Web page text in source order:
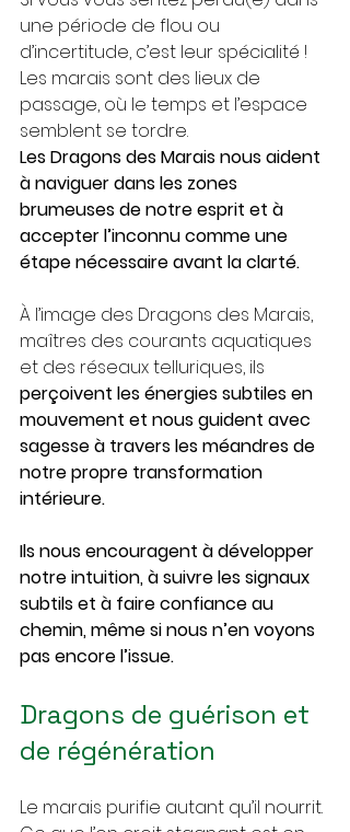
une période de flou ou
d’incertitude, c’est leur spécialité !
Les marais sont des lieux de
passage, où le temps et l’espace
semblent se tordre.
Les Dragons des Marais nous aident
à naviguer dans les zones
brumeuses de notre esprit et à
accepter l’inconnu comme une
étape nécessaire avant la clarté.
À l’image des Dragons des Marais,
maîtres des courants aquatiques
et des réseaux telluriques, ils
perçoivent les énergies subtiles en
mouvement et nous guident avec
sagesse à travers les méandres de
notre propre transformation
intérieure.
Ils nous encouragent à développer
notre intuition, à suivre les signaux
subtils et à faire confiance au
chemin, même si nous n’en voyons
pas encore l’issue.
Dragons de guérison et
de régénération
Le marais purifie autant qu’il nourrit.